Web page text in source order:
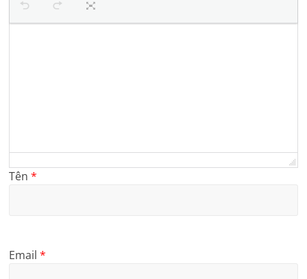
Tên*
Email*